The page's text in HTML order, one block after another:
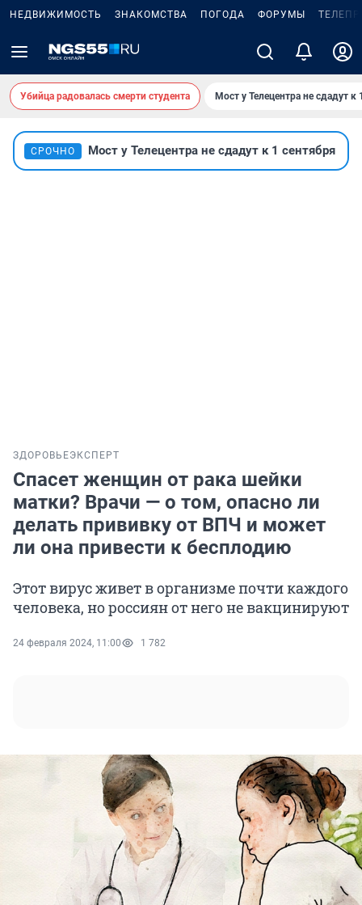
НЕДВИЖИМОСТЬ ЗНАКОМСТВА ПОГОДА ФОРУМЫ
Убийца радовалась смерти студента Мост у Телецентра не сдадут к
СРОЧНО Мост у Телецентра не сдадут к 1 сентября
ЗДОРОВЬЕЭКСПЕРТ
Спасет женщин от рака шейки
матки? Врачи — о том, опасно ли
делать прививку от ВПЧ и может
ли она привести к бесплодию
Этот вирус живет в организме почти каждого
человека, но россиян от него не вакцинируют
24 февраля 2024, 11:00 1 782